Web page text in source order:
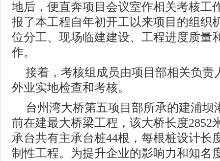
地后，便直奔项目会议室作相关考核工
报了本工程自年初开工以来项目的组织
位分工、现场临建建设、工程进度质量
作。
接着，考核组成员由项目部相关负责
外业实地检查和考核。
台州湾大桥第五项目部所承的建浦坝
前在建最大桥梁工程，该大桥长度2852
承台共有主承台桩44根，每根桩设计长
制性工程。为提升企业的影响力和知名